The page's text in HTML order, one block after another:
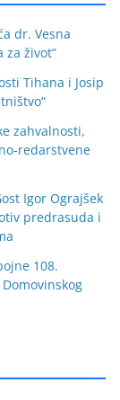
dr. Vesna
za život”
Tihana i Josip
zahvalnosti,
redarstvene
Igor Ograjšek
predrasuda i
108.